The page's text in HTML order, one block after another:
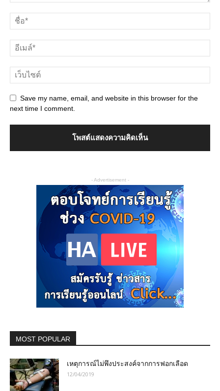
Save my name, email, and website in this browser for the
next time I comment.
- Advertisement -
MOST POPULAR
เหตุการณ์ไม่พึงประสงค์จากการฟอกเลือด
12/04/2019